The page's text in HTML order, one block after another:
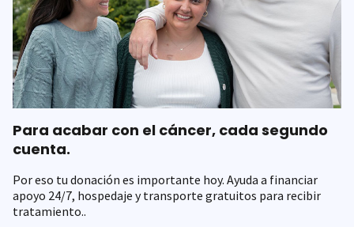
Para acabar con el cáncer, cada segundo
cuenta.
Por eso tu donación es importante hoy. Ayuda a financiar
apoyo 24/7, hospedaje y transporte gratuitos para recibir
tratamiento..